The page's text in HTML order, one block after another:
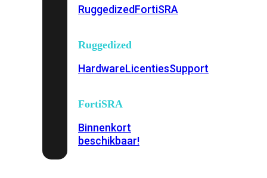
RuggedizedFortiSRA
Ruggedized
HardwareLicentiesSupport
FortiSRA
Binnenkort
beschikbaar!